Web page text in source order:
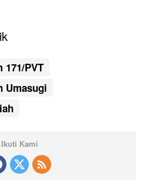
171/PVT
Umasugi
Ikuti Kami